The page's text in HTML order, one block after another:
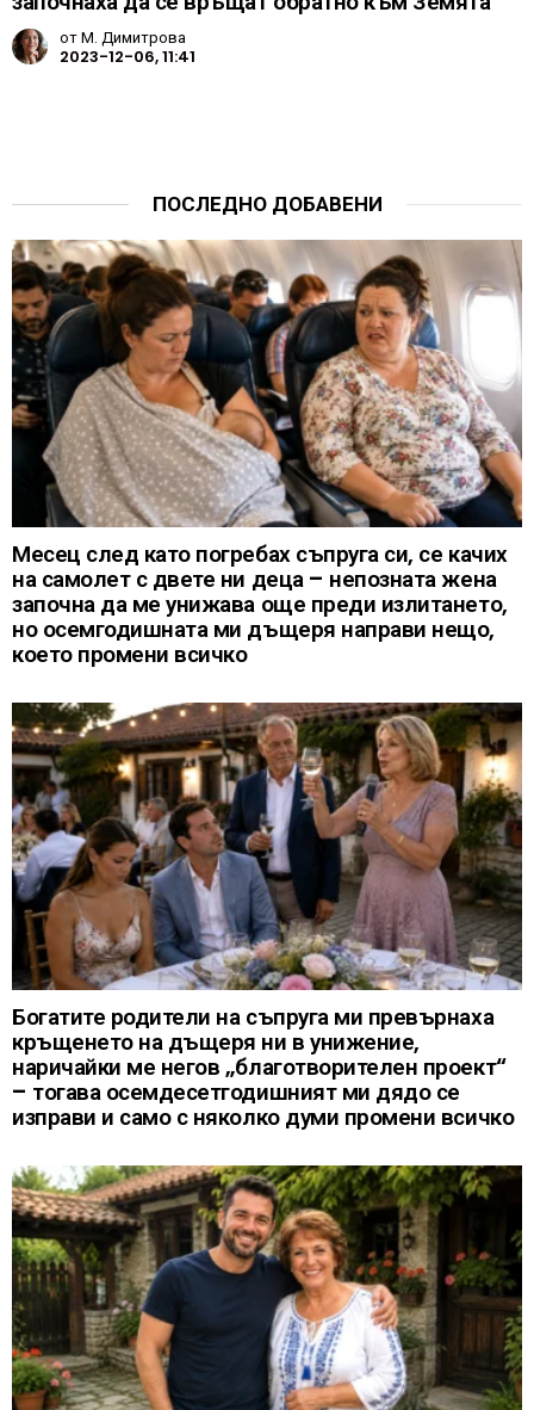
отМ. Димитрова
2023-12-06, 11:41
ПОСЛЕДНО ДОБАВЕНИ
Месец след като погребах съпруга си, се качих
на самолет с двете ни деца – непозната жена
започна да ме унижава още преди излитането,
но осемгодишната ми дъщеря направи нещо,
което промени всичко
Богатите родители на съпруга ми превърнаха
кръщенето на дъщеря ни в унижение,
наричайки ме негов „благотворителен проект“
– тогава осемдесетгодишният ми дядо се
изправи и само с няколко думи промени всичко